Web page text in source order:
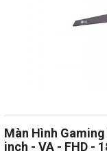
Màn Hình
inch - VA - FHD -